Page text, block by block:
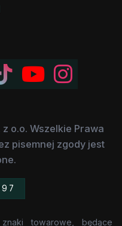
o.o. Wszelkie Prawa
pisemnej zgody jest
towarowe, będące